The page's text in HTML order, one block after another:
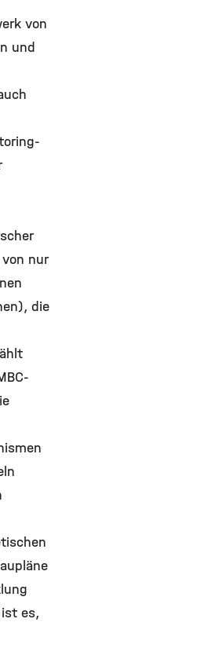
von
und
nur
die
es,